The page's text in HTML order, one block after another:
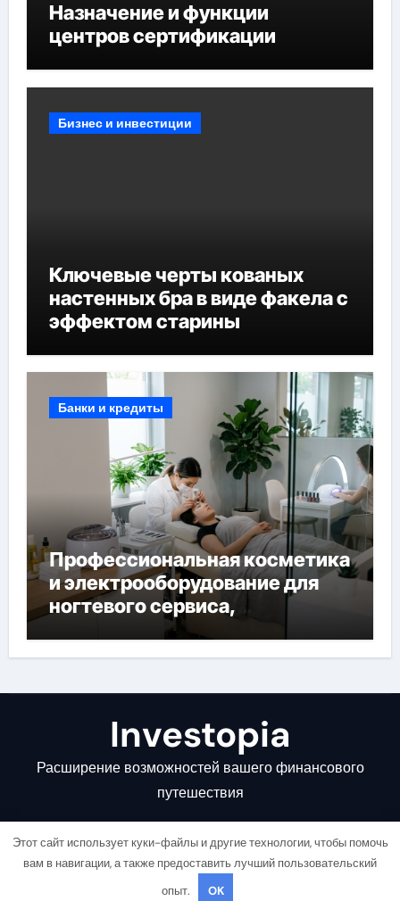
Назначение и функции
центров сертификации
Бизнес и инвестиции
Ключевые черты кованых
настенных бра в виде факела с
эффектом старины
Банки и кредиты
Профессиональная косметика
и электрооборудование для
ногтевого сервиса,
наращивания ресниц и
депиляции
Investopia
Расширение возможностей вашего финансового
путешествия
Copyright © All rights reserved |
Этот сайт использует куки-файлы и другие технологии, чтобы помочь
вам в навигации, а также предоставить лучший пользовательский
опыт.
OK